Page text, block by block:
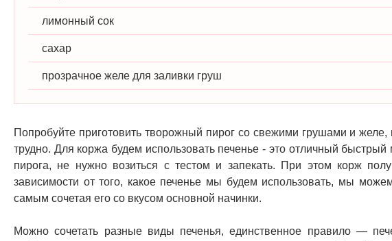
лимонный сок
сахар
прозрачное желе для заливки груш
Попробуйте приготовить творожный пирог со свежими грушами и
трудно. Для коржа будем использовать печенье - это отличный быстрый
пирога, не нужно возиться с тестом и запекать. При этом корж
зависимости от того, какое печенье мы будем использовать, мы
самым сочетая его со вкусом основной начинки.
Можно сочетать разные виды печенья, единственное правило —